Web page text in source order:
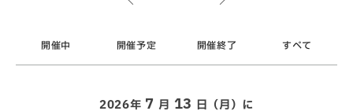
開催中 開催予定 開催終了 すべて
2026年 7 月 13
日（月）に